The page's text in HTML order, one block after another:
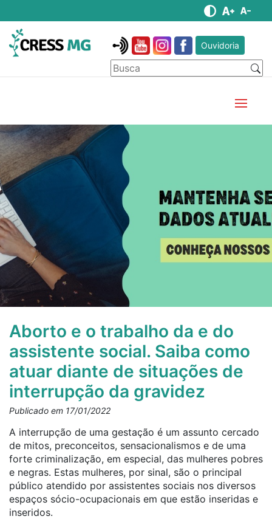
Ouvidoria
Aborto e o trabalho da e do
assistente social. Saiba como
atuar diante de situações de
interrupção da gravidez
Publicado em 17/01/2022
A interrupção de uma gestação é um assunto cercado
de mitos, preconceitos, sensacionalismos e de uma
forte criminalização, em especial, das mulheres pobres
e negras. Estas mulheres, por sinal, são o principal
público atendido por assistentes sociais nos diversos
espaços sócio-ocupacionais em que estão inseridas e
inseridos.